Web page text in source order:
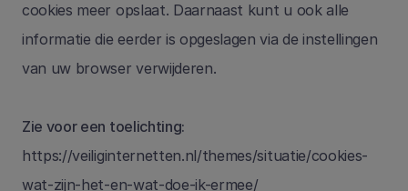
cookies meer opslaat. Daarnaast kunt u ook alle
informatie die eerder is opgeslagen via de instellingen
van uw browser verwijderen.
Zie voor een toelichting:
https://veiliginternetten.nl/themes/situatie/cookies-
wat-zijn-het-en-wat-doe-ik-ermee/